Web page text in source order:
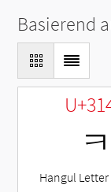
Basierend
ㅋ
Hangul